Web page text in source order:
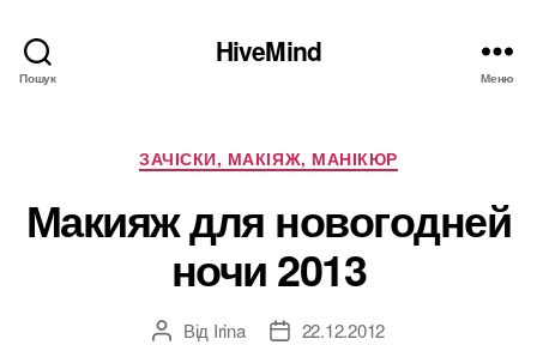
Пошук
HiveMind
Меню
Категорії
ЗАЧІСКИ, МАКІЯЖ, МАНІКЮР
Макияж для новогодней
ночи 2013
Автор
Від Irina
Дата22.12.2012